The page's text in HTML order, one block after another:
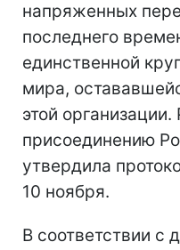
напряженных
последнего
единственной
мира,
этой
присоединению
утвердила
10 ноября.
В соответствии с